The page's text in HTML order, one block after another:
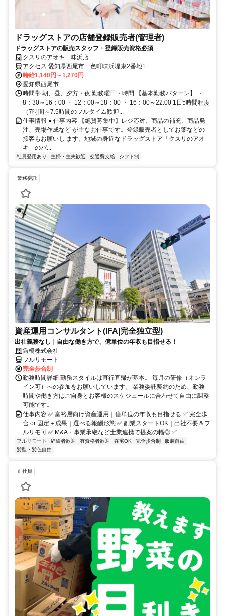
ドラッグストアの店舗登録販売者(管理者)
ドラッグストアの販売スタッフ・登録販売資格必須
クスリのアオキ 味浜店
アクセス 愛知県西尾市一色町味浜堤東2番地1
時給1,140円～1,270円
愛知県西尾市
時間帯 朝、昼、夕方・夜 勤務曜日・時間 【基本勤務パターン】 ・
8：30～16：00 ・ 12：00～18：00 ・ 16：00～22:00 1日5時間程度
（7時間～7.5時間のフルタイム歓迎...
仕事情報 ● 仕事内容 【絶賛募集中】レジ応対、商品の補充、商品発
注、売場作成など が主なお仕事です。登録販売者としてお薬などの
接客もお願いし ます。地域の身近なドラッグストア「クスリのアオ
キ」のパ...
社員登用あり 主婦・主夫歓迎 交通費支給 シフト制
業務委託
資産運用コンサルタント(IFA|完全独立型)
出社義務なし｜自由な働き方で、億単位の年収も目指せる！
鎧橋株式会社
フルリモート
完全歩合制
勤務時間詳細 勤務スタイルは直行直帰が基本。 毎月の研修（オンラ
イン可）への参加をお願いしています。 業務委託契約のため、勤務
時間や働き方はご自身とお客様のスケジュールに合わせて自由に調整
可能です。
仕事内容 ✅ 富裕層向け資産運用｜億単位の年収も目指せる ✅ 完全歩
合 or 固定＋成果｜選べる報酬形態 ✅ 副業スタートOK｜出社不要＆フ
ルリモ可 ✅ M&A・事業承継など士業連携で提案の幅◎ ✅ ...
フルリモート 経験者歓迎 有資格者歓迎 在宅OK 完全歩合制
服装自由
髪型・髪色自由
正社員